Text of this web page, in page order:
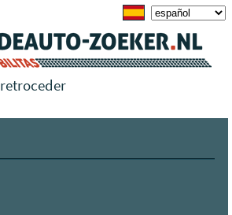
retroceder